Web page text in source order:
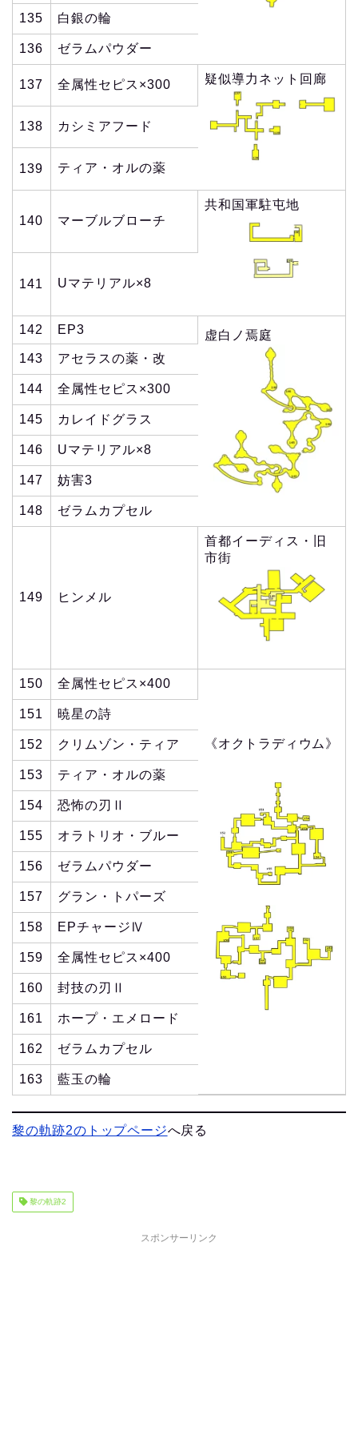
135 白銀の輪
136 ゼラムパウダー
137 全属性セピス×300 疑似導力ネット回廊
138 カシミアフード
139 ティア・オルの薬
140 マーブルブローチ
共和国軍駐屯地
141 Uマテリアル×8
142 EP3
虚白ノ焉庭
143
アセラスの薬・改
144 全属性セピス×300
145 カレイドグラス
146 Uマテリアル×8
147 妨害3
148 ゼラムカプセル
149 ヒンメル
首都イーディス・旧
市街
150 全属性セピス×400
《オクトラディウム》
151 暁星の詩
152 クリムゾン・ティア
153 ティア・オルの薬
154 恐怖の刃Ⅱ
155 オラトリオ・ブルー
156 ゼラムパウダー
157 グラン・トパーズ
158 EPチャージⅣ
159 全属性セピス×400
160 封技の刃Ⅱ
161 ホープ・エメロード
162 ゼラムカプセル
163 藍玉の輪
黎の軌跡2のトップページへ戻る
黎の軌跡2
スポンサーリンク